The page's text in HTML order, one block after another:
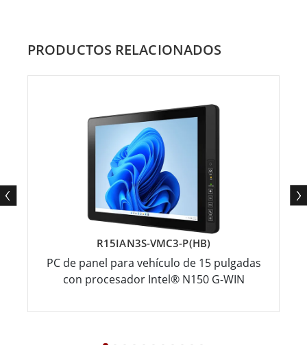
PRODUCTOS RELACIONADOS
R15IAN3S-VMC3-P(HB)
PC de panel para vehículo de 15 pulgadas
con procesador Intel® N150 G-WIN